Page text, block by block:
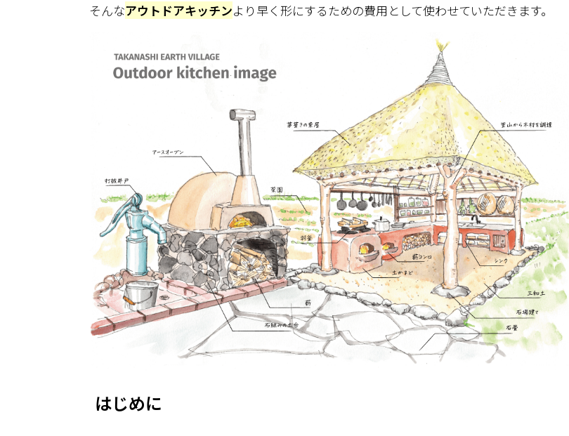
そんなアウトドアキッチンより早く形にするための費用として使わせていただきます。
はじめに